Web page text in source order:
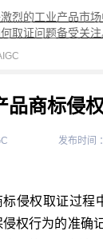
烈的工业产品市
取证问题备受关注
变相模仿商标，
品商标侵
发布时间
标侵权取证过程
侵权行为的准确